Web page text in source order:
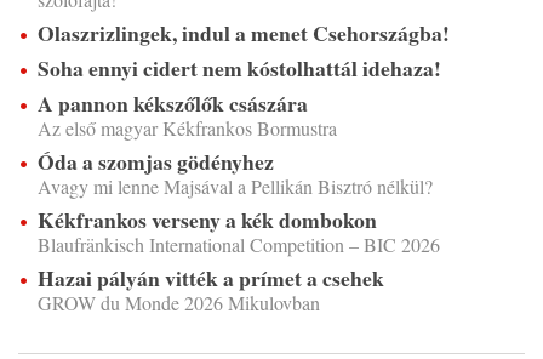
Olaszrizlingek, indul a menet Csehországba!
Soha ennyi cidert nem kóstolhattál idehaza!
A pannon kékszőlők császára
Az első magyar Kékfrankos Bormustra
Óda a szomjas gödényhez
Avagy mi lenne Majsával a Pellikán Bisztró nélkül?
Kékfrankos verseny a kék dombokon
Blaufränkisch International Competition – BIC 2026
Hazai pályán vitték a prímet a csehek
GROW du Monde 2026 Mikulovban